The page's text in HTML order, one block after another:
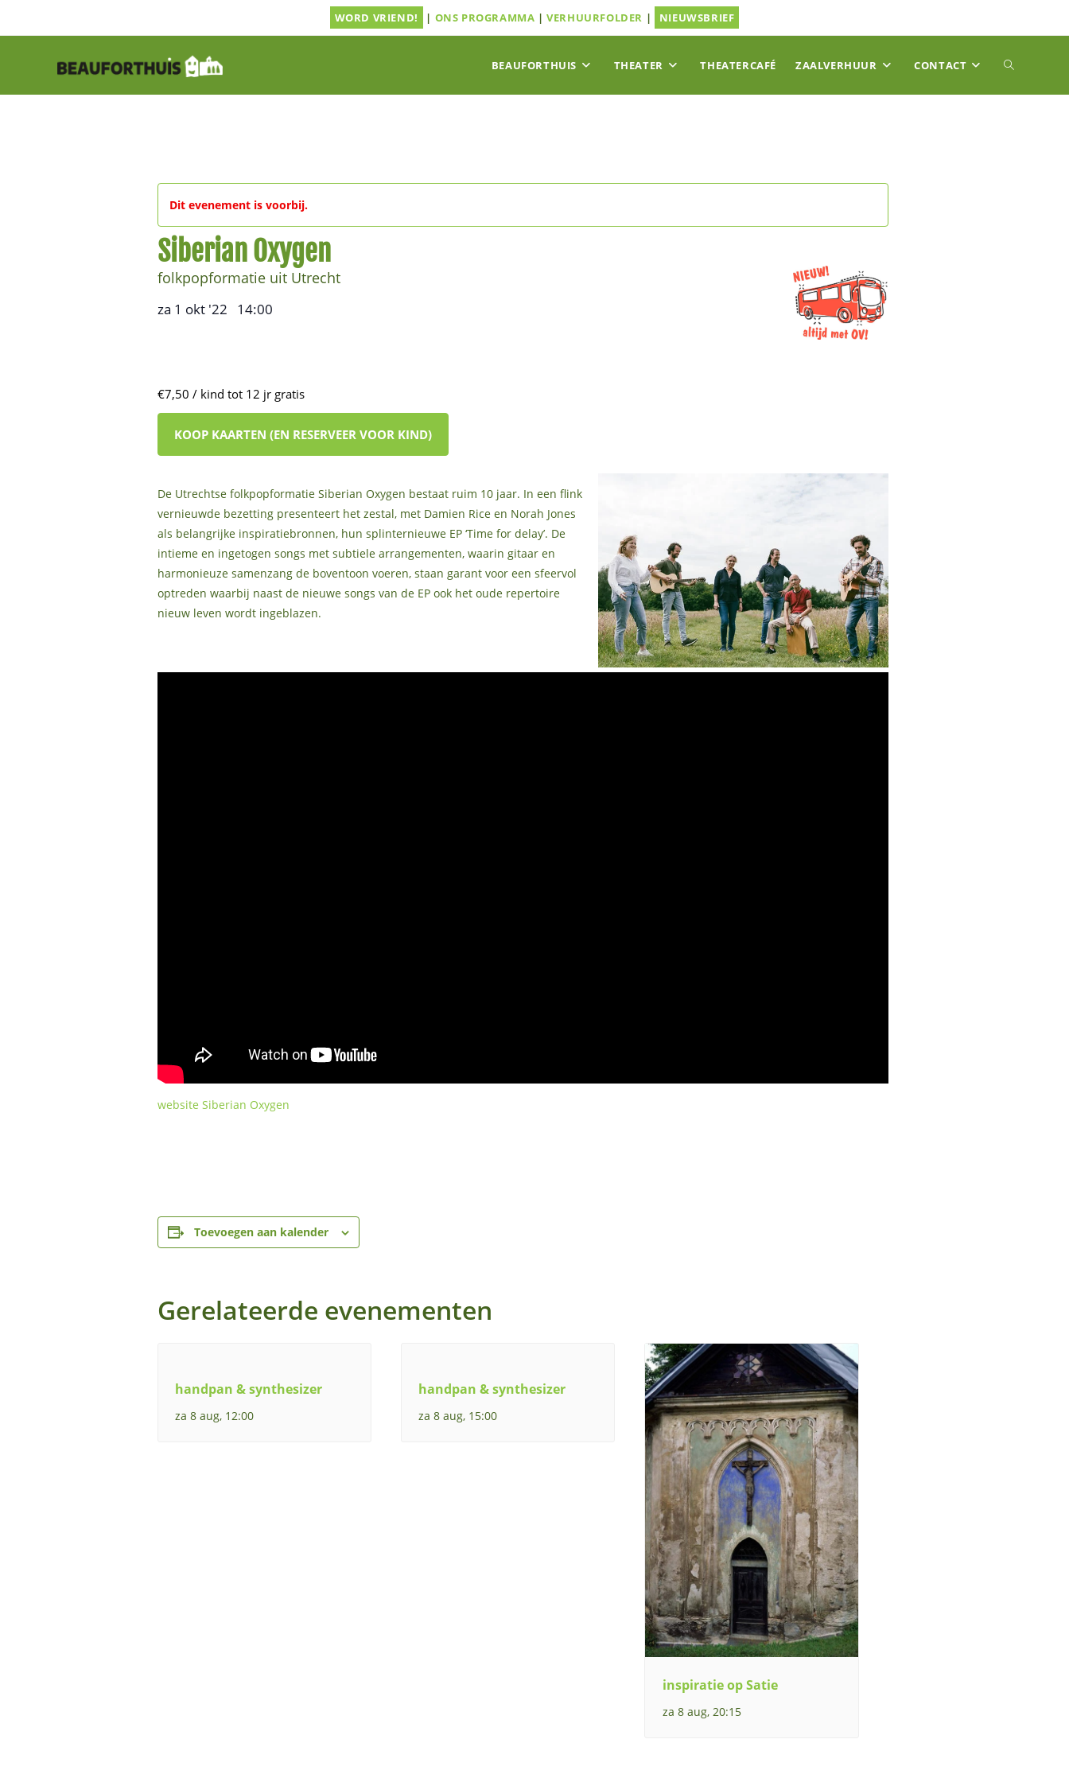
WORD VRIEND! | ONS PROGRAMMA |VERHUURFOLDER | NIEUWSBRIEF
BEAUFORTHUIS THEATER THEATERCAFÉ ZAALVERHUUR CONTACT TOGGLE
Dit evenement is voorbij.
Siberian Oxygen
folkpopformatie uit Utrecht
za 1 okt '22 14:00
€7,50 / kind tot 12 jr gratis
KOOP KAARTEN (EN RESERVEER VOOR KIND)
De Utrechtse folkpopformatie Siberian Oxygen bestaat ruim 10 jaar. In een flink
vernieuwde bezetting presenteert het zestal, met Damien Rice en Norah Jones
als belangrijke inspiratiebronnen, hun splinternieuwe EP ‘Time for delay’. De
intieme en ingetogen songs met subtiele arrangementen, waarin gitaar en
harmonieuze samenzang de boventoon voeren, staan garant voor een sfeervol
optreden waarbij naast de nieuwe songs van de EP ook het oude repertoire
nieuw leven wordt ingeblazen.
website Siberian Oxygen
Toevoegen aan kalender
Gerelateerde evenementen
handpan & synthesizer
za 8 aug, 12:00
handpan & synthesizer
za 8 aug, 15:00
inspiratie op Satie
za 8 aug, 20:15